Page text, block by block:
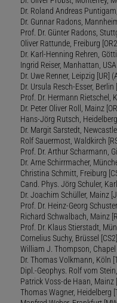
Dr. Roland Andreas
Dr. Gunnar Radons,
Prof. Dr. Günter Radons,
Oliver Rattunde, Freiburg
Dr. Karl-Henning Rehren,
Ingrid Reiser, Manhattan,
Dr. Uwe Renner, Leipzig [UR]
Dr. Ursula Resch-Esser, Berlin
Prof. Dr. Hermann Rietschel,
Dr. Peter Oliver Roll, Mainz
Hans-Jörg Rutsch,
Dr. Margit Sarstedt,
Rolf Sauermost, Waldkirch
Prof. Dr. Arthur Scharmann,
Dr. Arne Schirrmacher,
Christina Schmitt, Freiburg
Cand. Phys. Jörg Schuler,
Dr. Joachim Schüller, Mainz
Prof. Dr. Heinz-Georg
Richard Schwalbach, Mainz
Prof. Dr. Klaus Stierstadt,
Cornelius Suchy, Brüssel
William J. Thompson,
Dr. Thomas Volkmann, Köln
Dipl.-Geophys. Rolf vom
Patrick Voss-de Haan, Mainz
Thomas Wagner, Heidelberg